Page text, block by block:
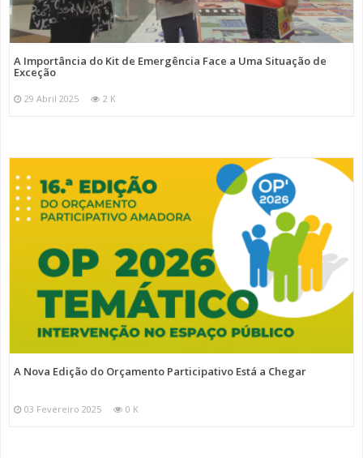
A Importância do Kit de Emergência Face a Uma Situação de
Exceção
29 Abril 2025 2 K
A Nova Edição do Orçamento Participativo Está a Chegar
03 Fevereiro 2025 0 K